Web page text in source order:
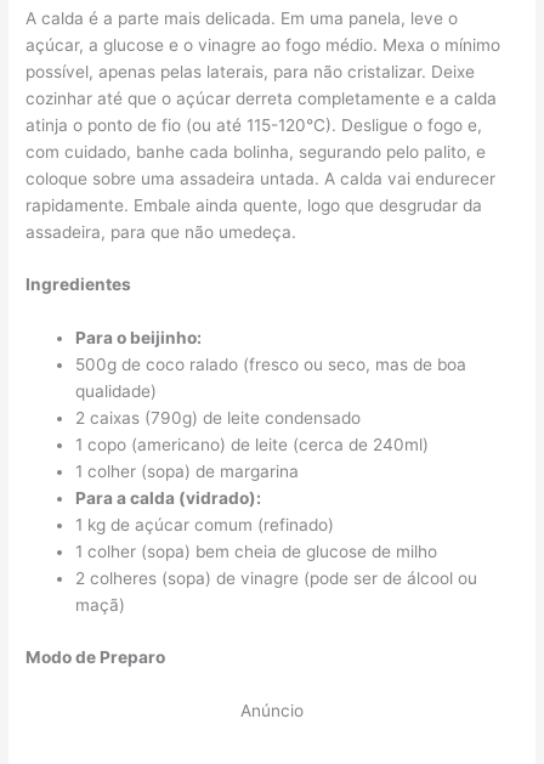
A calda é a parte mais delicada. Em uma panela, leve o
açúcar, a glucose e o vinagre ao fogo médio. Mexa o mínimo
possível, apenas pelas laterais, para não cristalizar. Deixe
cozinhar até que o açúcar derreta completamente e a calda
atinja o ponto de fio (ou até 115-120°C). Desligue o fogo e,
com cuidado, banhe cada bolinha, segurando pelo palito, e
coloque sobre uma assadeira untada. A calda vai endurecer
rapidamente. Embale ainda quente, logo que desgrudar da
assadeira, para que não umedeça.
Ingredientes
Para o beijinho:
500g de coco ralado (fresco ou seco, mas de boa
qualidade)
2 caixas (790g) de leite condensado
1 copo (americano) de leite (cerca de 240ml)
1 colher (sopa) de margarina
Para a calda (vidrado):
1 kg de açúcar comum (refinado)
1 colher (sopa) bem cheia de glucose de milho
2 colheres (sopa) de vinagre (pode ser de álcool ou
maçã)
Modo de Preparo
Anúncio